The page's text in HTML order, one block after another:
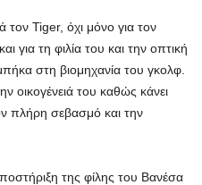
τον Tiger, όχι μόνο για τον
για τη φιλία του και την οπτική
στη βιομηχανία του γκολφ.
οικογένειά του καθώς κάνει
πλήρη σεβασμό και την
της φίλης του Βανέσα